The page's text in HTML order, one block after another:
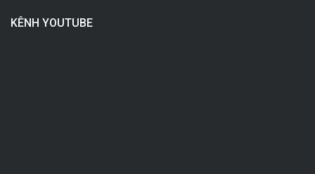
KÊNH YOUTUBE